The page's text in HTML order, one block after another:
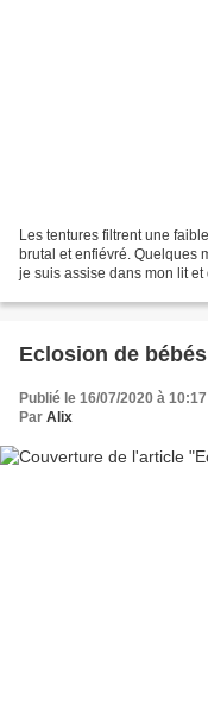
Les tentures filtrent une
brutal et enfiévré. Quelques
je suis assise dans mon lit et
Eclosion de
Publié le 16/07/2020 à 10:17
Par Alix